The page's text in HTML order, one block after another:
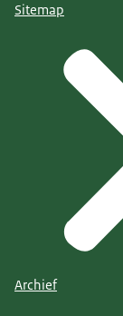
Sitemap
Archief